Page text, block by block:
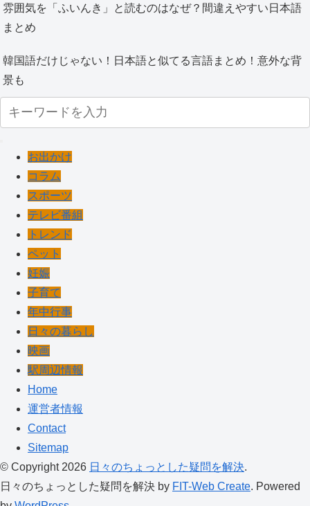
雰囲気を「ふいんき」と読むのはなぜ？間違えやすい日本語
まとめ
韓国語だけじゃない！日本語と似てる言語まとめ！意外な背
景も
お出かけ
コラム
スポーツ
テレビ番組
トレンド
ペット
妊娠
子育て
年中行事
日々の暮らし
映画
駅周辺情報
Home
運営者情報
Contact
Sitemap
© Copyright 2026 日々のちょっとした疑問を解決.
日々のちょっとした疑問を解決 by FIT-Web Create. Powered